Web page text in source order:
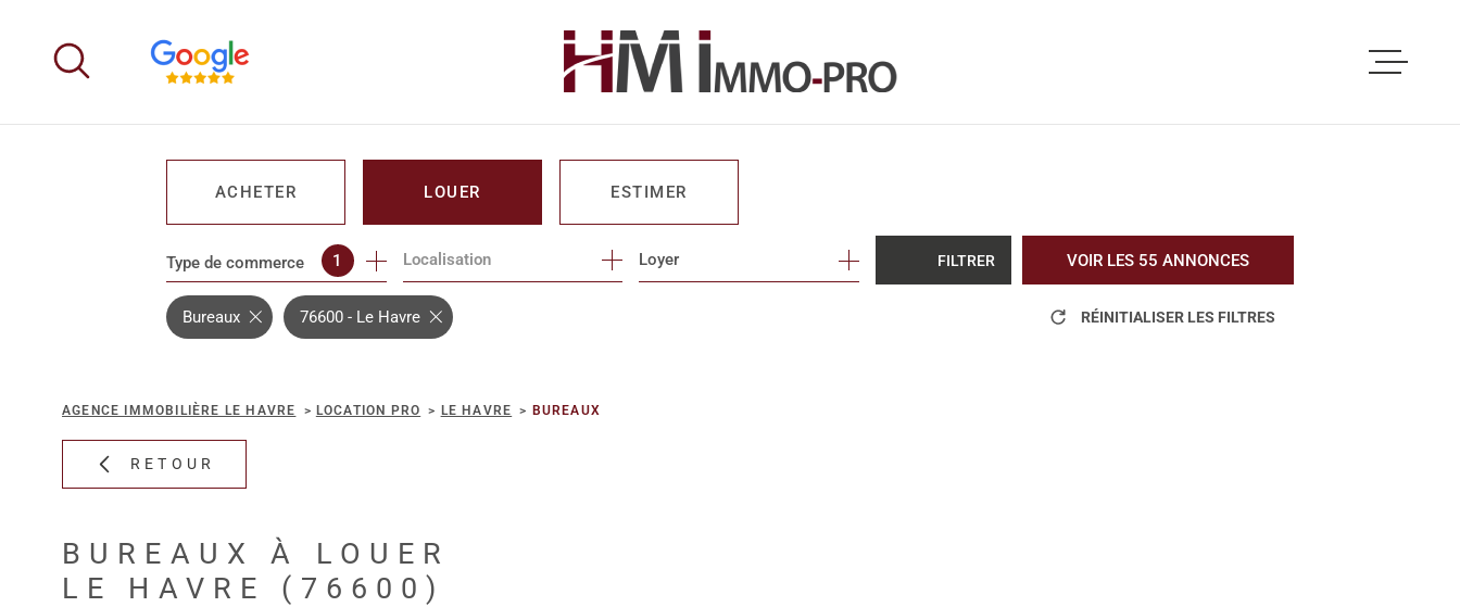
contenu
ACHETER
DE L'IMMO PRO
LOUER
DE L'IMMO PRO
ESTIMER
Type de commerce 1 Localisation Loyer FILTRER VOIR LES 55 ANNONCES
Bureaux 76600 - Le Havre RÉINITIALISER LES FILTRES
AGENCE IMMOBILIÈRE LE HAVRE LOCATION PRO LE HAVRE BUREAUX
RETOUR
BUREAUX À LOUER
LE HAVRE (76600)